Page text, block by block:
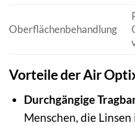
Oberflächenbehandlung
Vorteile der Air
Durchgängige
Menschen, die Linsen